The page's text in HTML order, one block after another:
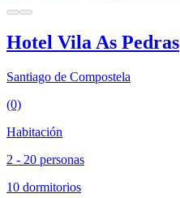
Hotel Vila As Pedras
Santiago de Compostela
(0)
Habitación
2 - 20 personas
10 dormitorios